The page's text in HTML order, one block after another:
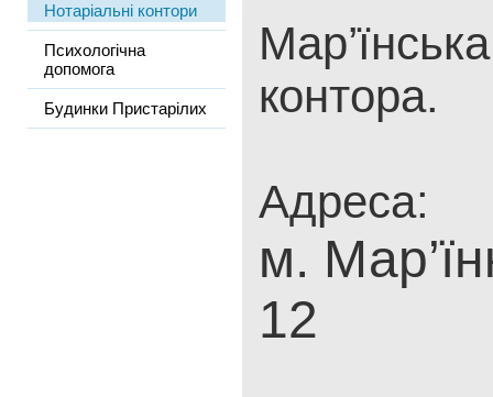
Нотаріальні контори
Психологічна
допомога
Будинки Пристарілих
контора.
Адреса:
м.
12